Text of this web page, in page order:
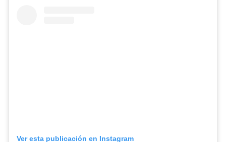
Ver esta publicación en Instagram